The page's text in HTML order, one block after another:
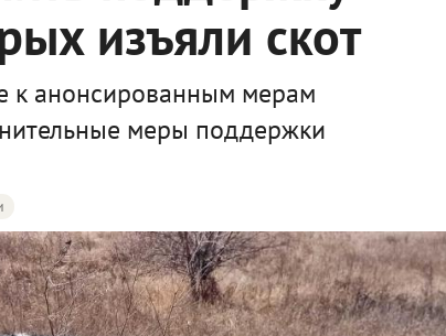
изъяли скот
к анонсированным мерам
меры поддержки